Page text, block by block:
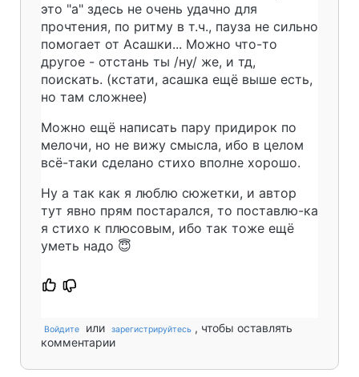
это "а" здесь не очень удачно для
прочтения, по ритму в т.ч., пауза не сильно
помогает от Асашки... Можно что-то
другое - отстань ты /ну/ же, и тд,
поискать. (кстати, асашка ещё выше есть,
но там сложнее)
Можно ещё написать пару придирок по
мелочи, но не вижу смысла, ибо в целом
всё-таки сделано стихо вполне хорошо.
Ну а так как я люблю сюжетки, и автор
тут явно прям постарался, то поставлю-ка
я стихо к плюсовым, ибо так тоже ещё
уметь надо 😇
Войдите или зарегистрируйтесь , чтобы оставлять
комментарии